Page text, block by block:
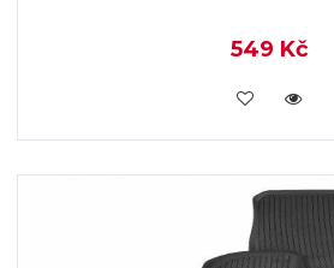
549 Kč
KOUPIT